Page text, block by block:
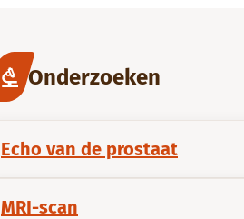
Onderzoeken
Echo van de prostaat
MRI-scan